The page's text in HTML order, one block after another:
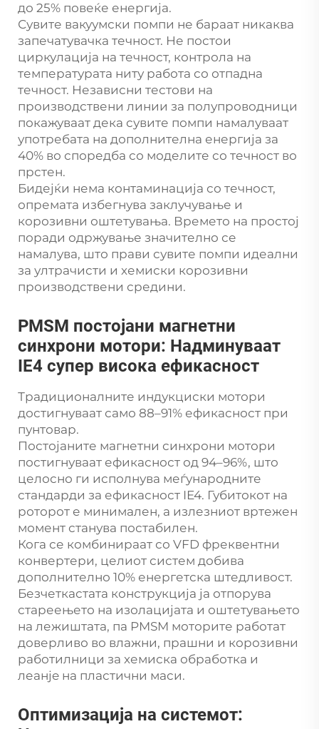
до 25% повеќе енергија.
Сувите вакуумски помпи не бараат никаква
запечатувачка течност. Не постои
циркулација на течност, контрола на
температурата ниту работа со отпадна
течност. Независни тестови на
производствени линии за полупроводници
покажуваат дека сувите помпи намалуваат
употребата на дополнителна енергија за
40% во споредба со моделите со течност во
прстен.
Бидејќи нема контаминација со течност,
опремата избегнува заклучување и
корозивни оштетувања. Времето на простој
поради одржување значително се
намалува, што прави сувите помпи идеални
за ултрачисти и хемиски корозивни
производствени средини.
PMSM постојани магнетни
синхрони мотори: Надминуваат
IE4 супер висока ефикасност
Традиционалните индукциски мотори
достигнуваат само 88–91% ефикасност при
пунтовар.
Постојаните магнетни синхрони мотори
постигнуваат ефикасност од 94–96%, што
целосно ги исполнува меѓународните
стандарди за ефикасност IE4. Губитокот на
роторот е минимален, а излезниот вртежен
момент станува постабилен.
Кога се комбинираат со VFD фреквентни
конвертери, целиот систем добива
дополнително 10% енергетска штедливост.
Безчеткастата конструкција ја отпорува
стареењето на изолацијата и оштетувањето
на лежиштата, па PMSM моторите работат
доверливо во влажни, прашни и корозивни
работилници за хемиска обработка и
леанje на пластични маси.
Оптимизација на системот: